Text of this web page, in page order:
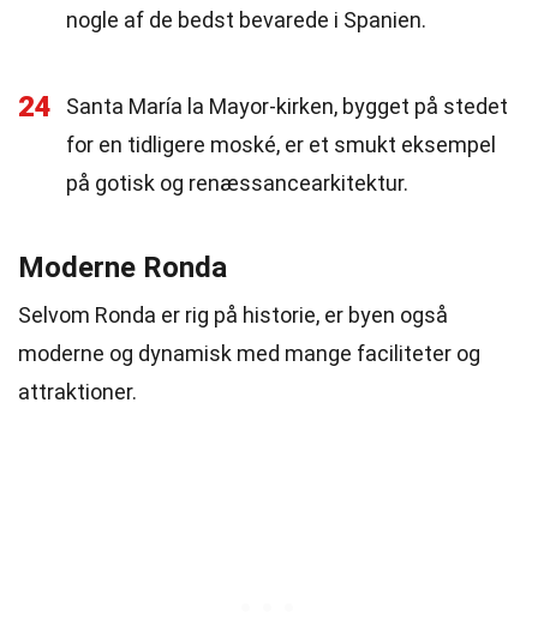
nogle af de bedst bevarede i Spanien.
24
Santa María la Mayor-kirken, bygget på stedet
for en tidligere moské, er et smukt eksempel
på gotisk og renæssancearkitektur.
Moderne Ronda
Selvom Ronda er rig på historie, er byen også
moderne og dynamisk med mange faciliteter og
attraktioner.